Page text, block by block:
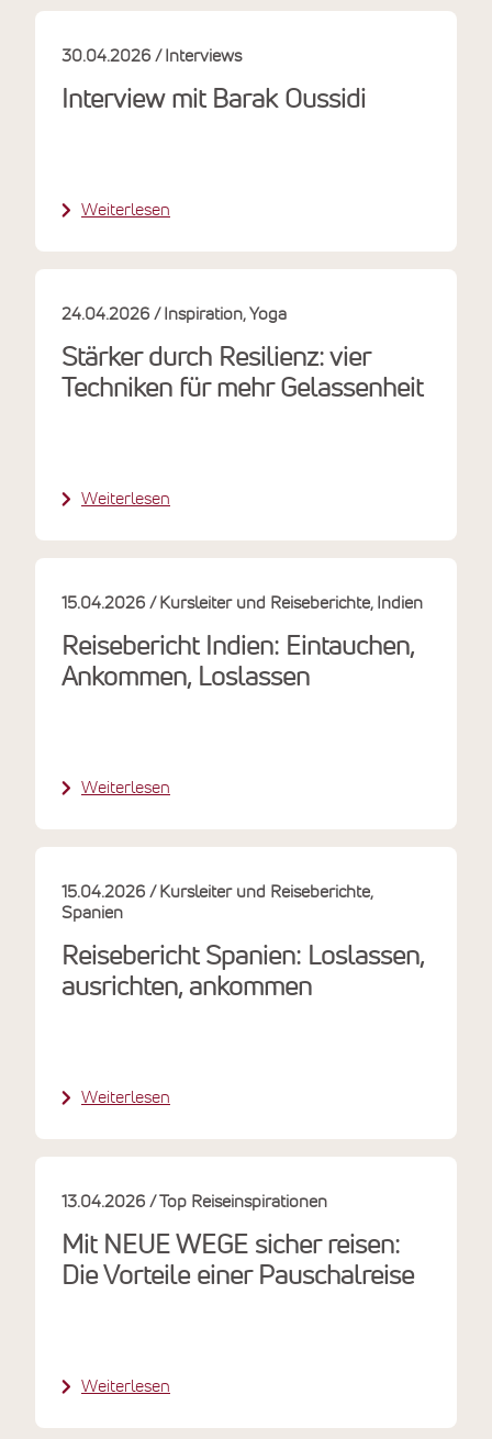
Interview mit Barak Oussidi
30.04.2026 Interviews
Weiterlesen
Stärker durch Resilienz: vier
Techniken für mehr Gelassenheit
24.04.2026 Inspiration Yoga
Weiterlesen
Reisebericht Indien: Eintauchen,
Ankommen, Loslassen
15.04.2026 Kursleiter und Reiseberichte Indien
Weiterlesen
Reisebericht Spanien: Loslassen,
ausrichten, ankommen
15.04.2026
Kursleiter und Reiseberichte
Spanien
Weiterlesen
Mit NEUE WEGE sicher reisen:
Die Vorteile einer Pauschalreise
13.04.2026 Top Reiseinspirationen
Weiterlesen